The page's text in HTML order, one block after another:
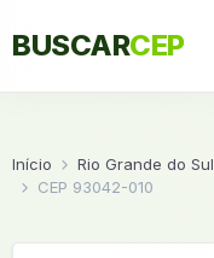
BUSCARCEP
Início Rio Grande do Sul
CEP 93042-010